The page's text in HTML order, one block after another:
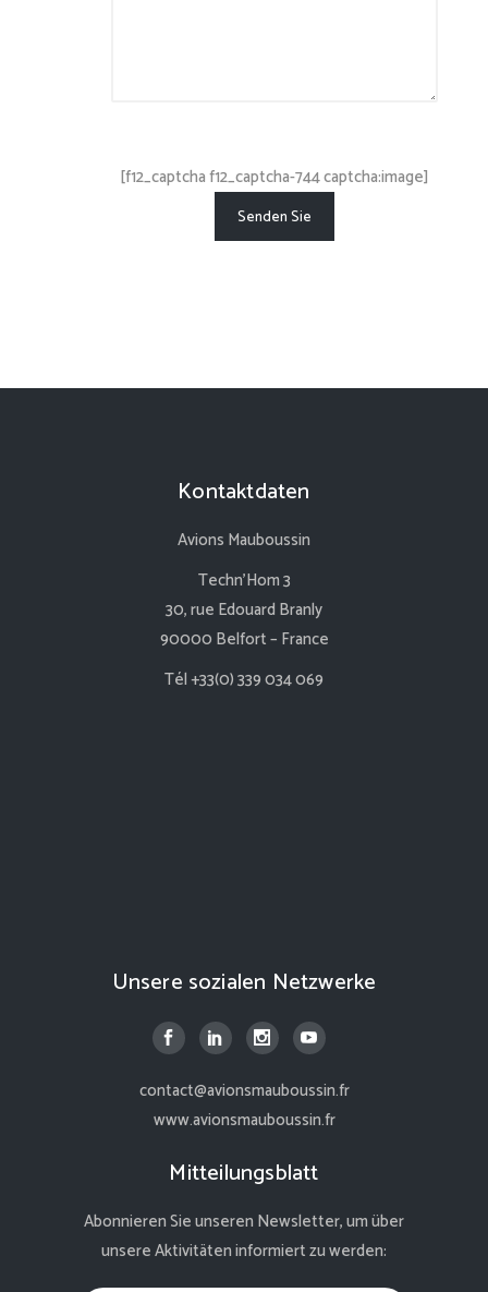
[f12_captcha f12_captcha-744 captcha:image]
Kontaktdaten
Avions Mauboussin
Techn’Hom 3
30, rue Edouard Branly
90000 Belfort – France
Tél +33(0) 339 034 069
Unsere sozialen Netzwerke
contact@avionsmauboussin.fr
www.avionsmauboussin.fr
Mitteilungsblatt
Abonnieren Sie unseren Newsletter, um über
unsere Aktivitäten informiert zu werden: